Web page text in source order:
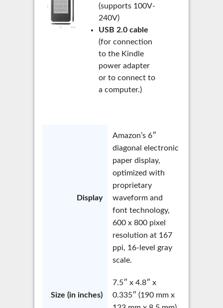
(supports 100V-
240V)
USB 2.0 cable
(for connection
to the Kindle
power adapter
or to connect to
a computer.)
Display
Amazon’s 6″
diagonal electronic
paper display,
optimized with
proprietary
waveform and
font technology,
600 x 800 pixel
resolution at 167
ppi, 16-level gray
scale.
Size (in inches)
7.5″ x 4.8″ x
0.335″ (190 mm x